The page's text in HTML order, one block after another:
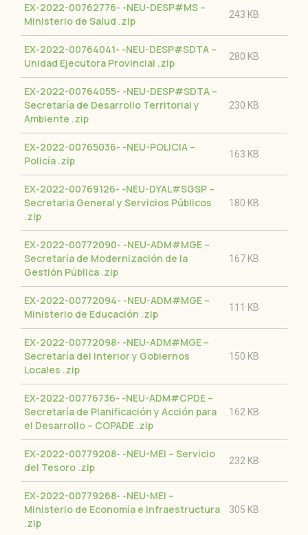
EX-2022-00762776- -NEU-DESP#MS –
Ministerio de Salud .zip 243 KB
EX-2022-00764041- -NEU-DESP#SDTA –
Unidad Ejecutora Provincial .zip 280 KB
EX-2022-00764055- -NEU-DESP#SDTA –
Secretaría de Desarrollo Territorial y
Ambiente .zip
230 KB
EX-2022-00765036- -NEU-POLICIA –
Policía .zip 163 KB
EX-2022-00769126- -NEU-DYAL#SGSP –
Secretaria General y Servicios Públicos
.zip
180 KB
EX-2022-00772090- -NEU-ADM#MGE –
Secretaría de Modernización de la
Gestión Pública .zip
167 KB
EX-2022-00772094- -NEU-ADM#MGE –
Ministerio de Educación .zip 111 KB
EX-2022-00772098- -NEU-ADM#MGE –
Secretaría del Interior y Gobiernos
Locales .zip
150 KB
EX-2022-00776736- -NEU-ADM#CPDE –
Secretaría de Planificación y Acción para
el Desarrollo – COPADE .zip
162 KB
EX-2022-00779208- -NEU-MEI – Servicio
del Tesoro .zip 232 KB
EX-2022-00779268- -NEU-MEI –
Ministerio de Economía e Infraestructura
.zip
305 KB